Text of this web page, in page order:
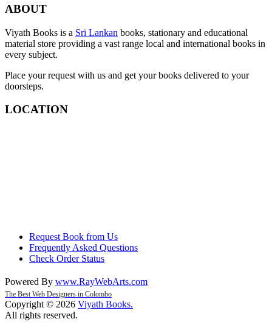
ABOUT
Viyath Books is a Sri Lankan books, stationary and educational
material store providing a vast range local and international books in
every subject.
Place your request with us and get your books delivered to your
doorsteps.
LOCATION
Request Book from Us
Frequently Asked Questions
Check Order Status
Powered By www.RayWebArts.com
The Best Web Designers in Colombo
Copyright © 2026 Viyath Books.
All rights reserved.